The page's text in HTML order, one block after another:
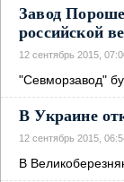
Завод
российской
12 сентябрь 2015,
"Севморзавод"
В Украине
12 сентябрь 2015,
В